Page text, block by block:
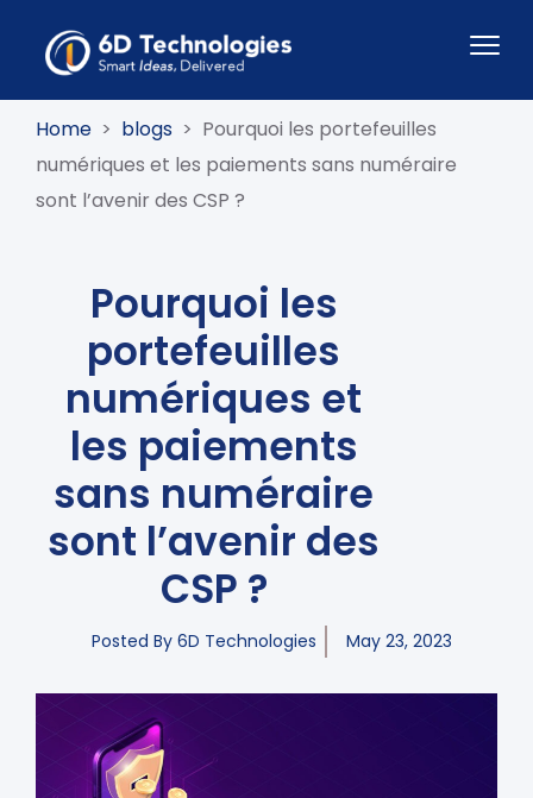
Home > blogs > Pourquoi les portefeuilles
numériques et les paiements sans numéraire
sont l’avenir des CSP ?
Pourquoi les
portefeuilles
numériques et
les paiements
sans numéraire
sont l’avenir des
CSP ?
Posted By 6D Technologies May 23, 2023